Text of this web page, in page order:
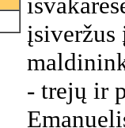
įsiveržus
- trejų ir